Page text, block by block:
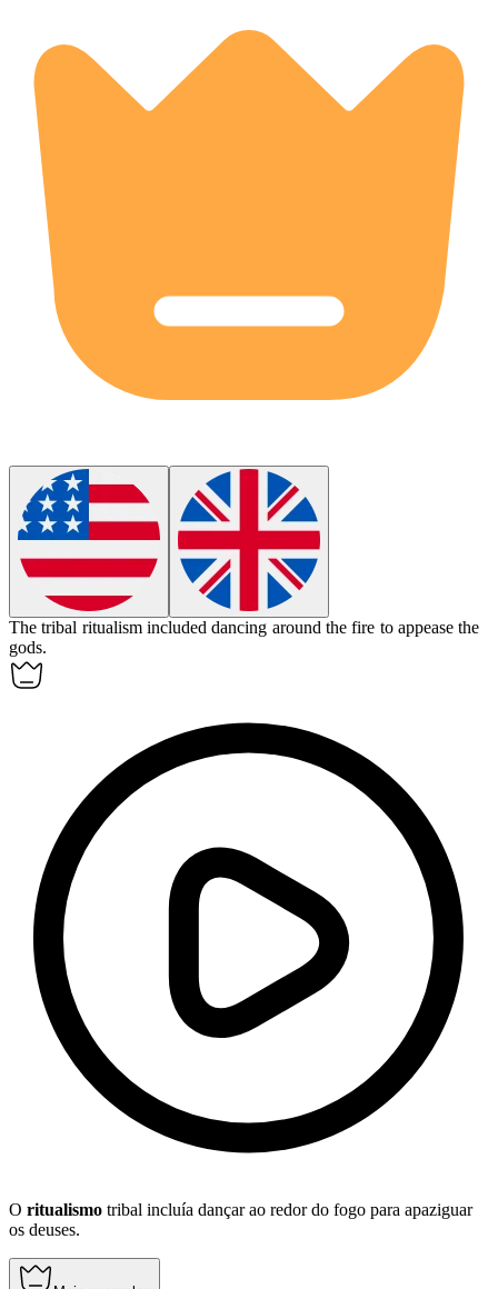
The tribal ritualism included dancing around the fire to appease the
gods.
O ritualismo tribal incluía dançar ao redor do fogo para apaziguar
os deuses.